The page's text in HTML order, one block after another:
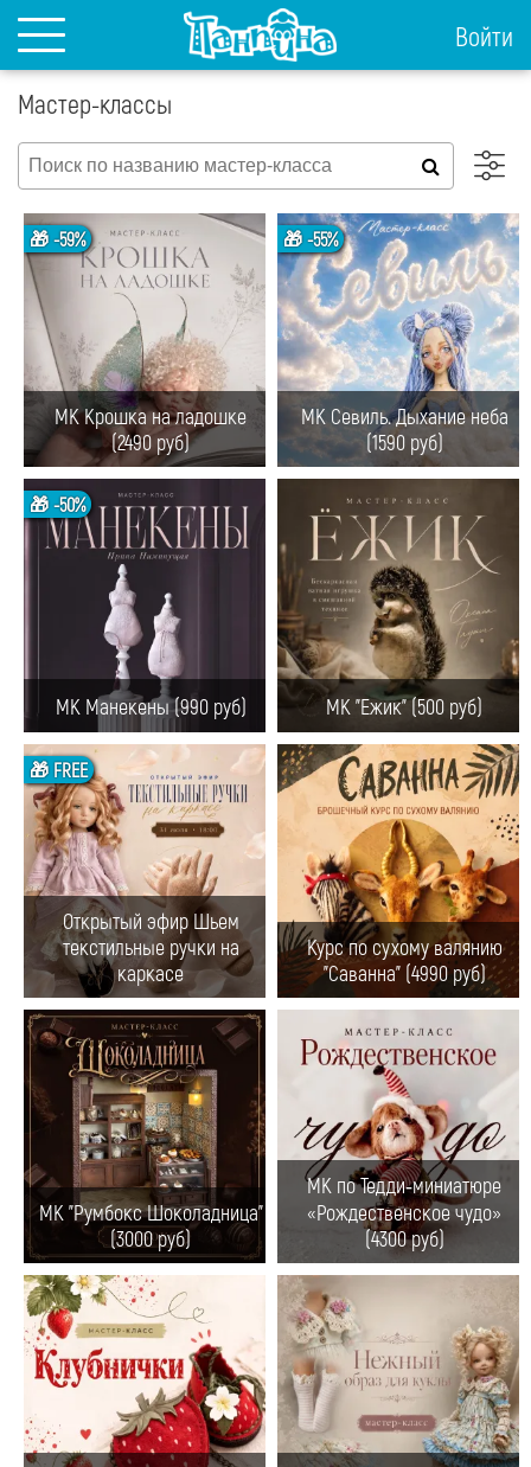
Войти
Мастер-классы
🎁 -59%
МК Крошка на ладошке
(2490 руб)
🎁 -55%
МК Севиль. Дыхание неба
(1590 руб)
🎁 -50%
МК Манекены (990 руб) МК "Ежик" (500 руб)
🎁 FREE
Открытый эфир Шьем
текстильные ручки на
каркасе
Курс по сухому валянию
"Саванна" (4990 руб)
МК "Румбокс Шоколадница"
(3000 руб)
МК по Тедди‑миниатюре
«Рождественское чудо»
(4300 руб)